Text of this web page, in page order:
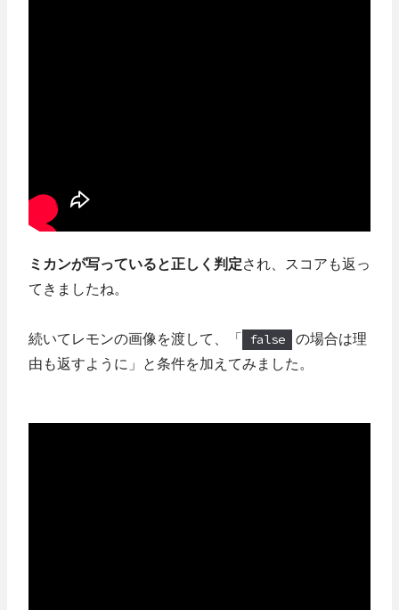
ミカンが写っていると正しく判定され、スコアも返っ
てきましたね。
続いてレモンの画像を渡して、「 false
の場合は理
由も返すように」と条件を加えてみました。